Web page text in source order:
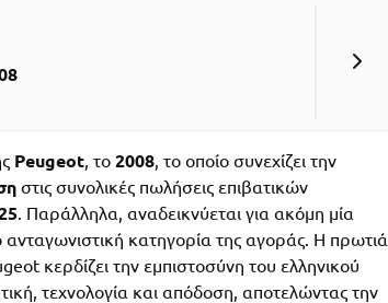
Peugeot, το 2008, το οποίο συνεχίζει την
στις συνολικές πωλήσεις επιβατικών
. Παράλληλα, αναδεικνύεται για ακόμη μία
κατηγορία της αγοράς. Η πρωτιά
κερδίζει την εμπιστοσύνη του ελληνικού
τεχνολογία και απόδοση, αποτελώντας την